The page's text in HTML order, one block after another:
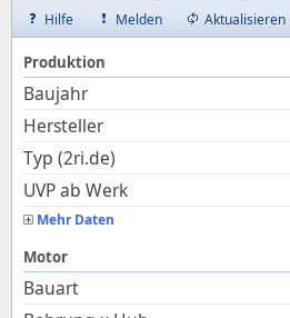
Hilfe Melden Aktualisieren
Produktion
Baujahr
Hersteller
Typ (2ri.de)
UVP ab Werk
Mehr Daten
Motor
Bauart